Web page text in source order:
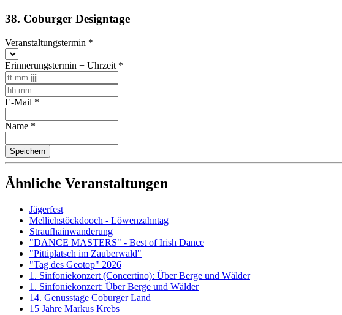
38. Coburger Designtage
Veranstaltungstermin *
Erinnerungstermin + Uhrzeit *
E-Mail *
Name *
Ähnliche Veranstaltungen
Jägerfest
Mellichstöckdooch - Löwenzahntag
Straufhainwanderung
"DANCE MASTERS" - Best of Irish Dance
"Pittiplatsch im Zauberwald"
"Tag des Geotop" 2026
1. Sinfoniekonzert (Concertino): Über Berge und Wälder
1. Sinfoniekonzert: Über Berge und Wälder
14. Genusstage Coburger Land
15 Jahre Markus Krebs